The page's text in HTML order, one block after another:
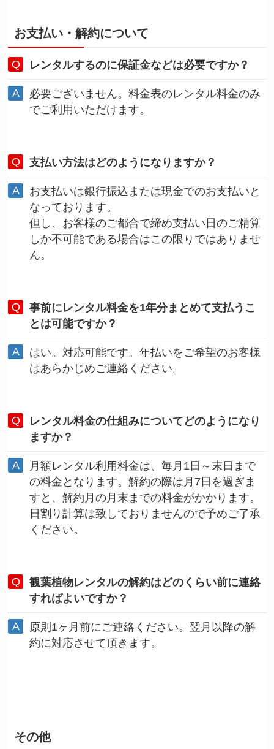
お支払い・解約について
レンタルするのに保証金などは必要ですか？
必要ございません。料金表のレンタル料金のみ
でご利用いただけます。
支払い方法はどのようになりますか？
お支払いは銀行振込または現金でのお支払いと
なっております。
但し、お客様のご都合で締め支払い日のご精算
しか不可能である場合はこの限りではありませ
ん。
事前にレンタル料金を1年分まとめて支払うこ
とは可能ですか？
はい。対応可能です。年払いをご希望のお客様
はあらかじめご連絡ください。
レンタル料金の仕組みについてどのようになり
ますか？
月額レンタル利用料金は、毎月1日～末日まで
の料金となります。解約の際は月7日を過ぎま
すと、解約月の月末までの料金がかかります。
日割り計算は致しておりませんので予めご了承
ください。
観葉植物レンタルの解約はどのくらい前に連絡
すればよいですか？
原則1ヶ月前にご連絡ください。翌月以降の解
約に対応させて頂きます。
その他